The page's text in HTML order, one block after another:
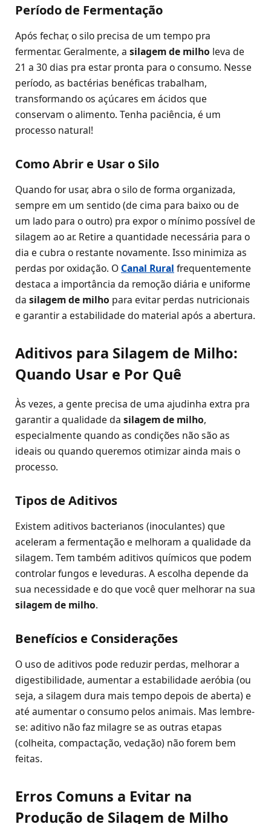
Período de Fermentação
Após fechar, o silo precisa de um tempo pra
fermentar. Geralmente, a silagem de milho leva de
21 a 30 dias pra estar pronta para o consumo. Nesse
período, as bactérias benéficas trabalham,
transformando os açúcares em ácidos que
conservam o alimento. Tenha paciência, é um
processo natural!
Como Abrir e Usar o Silo
Quando for usar, abra o silo de forma organizada,
sempre em um sentido (de cima para baixo ou de
um lado para o outro) pra expor o mínimo possível de
silagem ao ar. Retire a quantidade necessária para o
dia e cubra o restante novamente. Isso minimiza as
perdas por oxidação. O Canal Rural frequentemente
destaca a importância da remoção diária e uniforme
da silagem de milho para evitar perdas nutricionais
e garantir a estabilidade do material após a abertura.
Aditivos para Silagem de Milho:
Quando Usar e Por Quê
Às vezes, a gente precisa de uma ajudinha extra pra
garantir a qualidade da silagem de milho,
especialmente quando as condições não são as
ideais ou quando queremos otimizar ainda mais o
processo.
Tipos de Aditivos
Existem aditivos bacterianos (inoculantes) que
aceleram a fermentação e melhoram a qualidade da
silagem. Tem também aditivos químicos que podem
controlar fungos e leveduras. A escolha depende da
sua necessidade e do que você quer melhorar na sua
silagem de milho.
Benefícios e Considerações
O uso de aditivos pode reduzir perdas, melhorar a
digestibilidade, aumentar a estabilidade aeróbia (ou
seja, a silagem dura mais tempo depois de aberta) e
até aumentar o consumo pelos animais. Mas lembre-
se: aditivo não faz milagre se as outras etapas
(colheita, compactação, vedação) não forem bem
feitas.
Erros Comuns a Evitar na
Produção de Silagem de Milho